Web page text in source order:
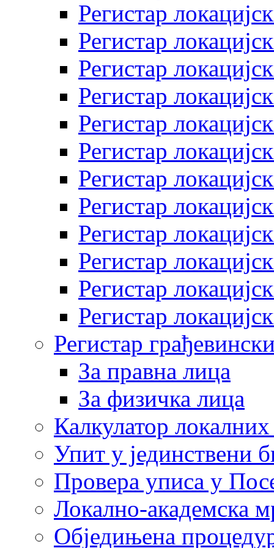
Регистар
Регистар
Регистар
Регистар
Регистар
Регистар
Регистар
Регистар
Регистар
Регистар
Регистар
Регистар
Регистар
За правна лица
За физичка лица
Калкулатор
Упит у јединствени
Провера уписа у
Локално-академска
Обједињена